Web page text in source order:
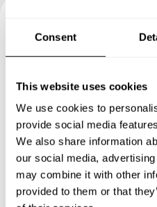
Consent
This website uses cookies
We use cookies to
provide social media
We also share information
our social media,
may combine it with other
provided to them or that
Book your
Specify the details of your
you a custom